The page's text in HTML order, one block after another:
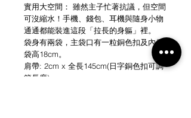
實用大空間： 雖然主子忙著抗議，但空間
可沒縮水！手機、錢包、耳機與隨身小物
通通都能裝進這段「拉長的身軀」裡。
袋身有兩袋，主袋口有一粒銅色扣及內側
袋高18cm。
肩帶: 2cm x 全長145cm(日字銅色扣可調
節長度)